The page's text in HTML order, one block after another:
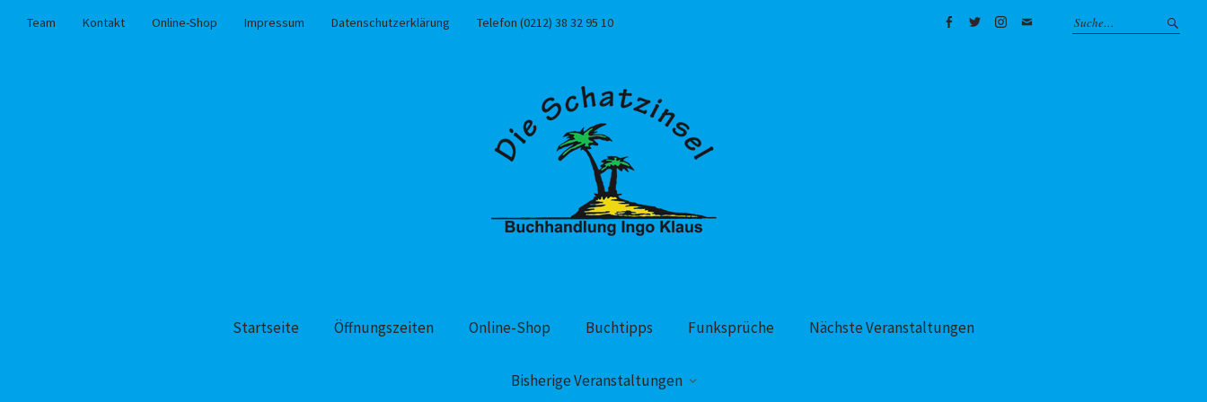
Team Kontakt Online-Shop Impressum Datenschutzerklärung
Telefon (0212) 38 32 95 10
Startseite Öffnungszeiten Online-Shop Buchtipps Funksprüche Nächste Veranstaltungen
Bisherige Veranstaltungen